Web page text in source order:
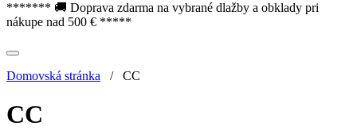
******* 🚚 Doprava zdarma na vybrané dlažby a obklady pri
nákupe nad 500 € *****
Domovská stránka / CC
CC